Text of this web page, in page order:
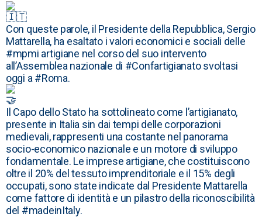
Con queste parole, il Presidente della Repubblica, Sergio
Mattarella, ha esaltato i valori economici e sociali delle
#mpmi artigiane nel corso del suo intervento
all’Assemblea nazionale di #Confartigianatosvoltasi
oggi a #Roma.
Il Capo dello Stato ha sottolineato come l’artigianato,
presente in Italia sin dai tempi delle corporazioni
medievali, rappresenti una costante nel panorama
socio-economico nazionale e un motore di sviluppo
fondamentale. Le imprese artigiane, che costituiscono
oltre il 20% del tessuto imprenditoriale e il 15% degli
occupati, sono state indicate dal Presidente Mattarella
come fattore di identità e un pilastro della riconoscibilità
del #madeinItaly.